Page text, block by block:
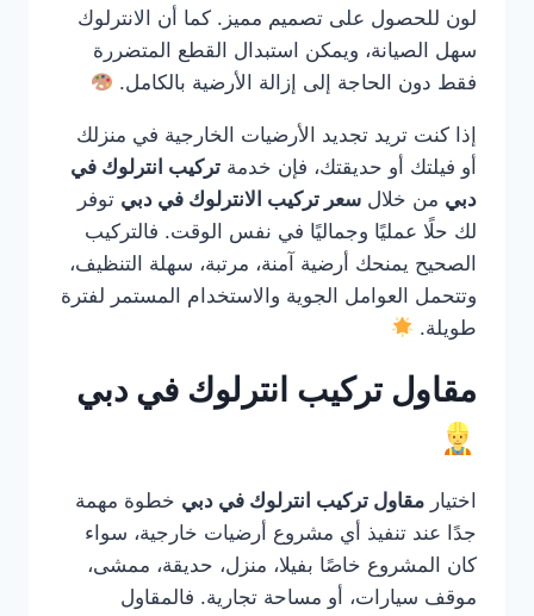
لون للحصول على تصميم مميز. كما أن الانترلوك
سهل الصيانة، ويمكن استبدال القطع المتضررة
فقط دون الحاجة إلى إزالة الأرضية بالكامل.
إذا كنت تريد تجديد الأرضيات الخارجية في منزلك
أو فيلتك أو حديقتك، فإن خدمة تركيب انترلوك في
دبي من خلال سعر تركيب الانترلوك في دبي توفر
لك حلًا عمليًا وجماليًا في نفس الوقت. فالتركيب
الصحيح يمنحك أرضية آمنة، مرتبة، سهلة التنظيف،
وتتحمل العوامل الجوية والاستخدام المستمر لفترة
طويلة.
مقاول تركيب انترلوك في دبي
اختيار مقاول تركيب انترلوك في دبي خطوة مهمة
جدًا عند تنفيذ أي مشروع أرضيات خارجية، سواء
كان المشروع خاصًا بفيلا، منزل، حديقة، ممشى،
موقف سيارات، أو مساحة تجارية. فالمقاول